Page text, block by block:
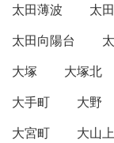
太田薄波
太
太田向陽台
大塚
大塚北
大手町
大野
大宮町
大山